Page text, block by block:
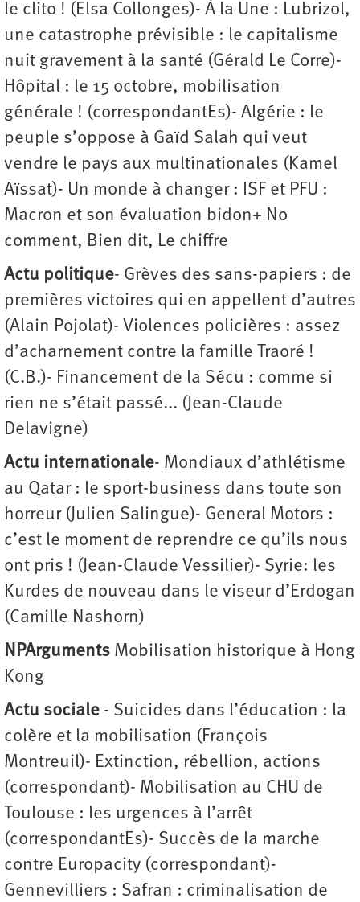
le clito ! (Elsa Collonges)- À la Une : Lubrizol,
une catastrophe prévisible : le capitalisme
nuit gravement à la santé (Gérald Le Corre)-
Hôpital : le 15 octobre, mobilisation
générale ! (correspondantEs)- Algérie : le
peuple s’oppose à Gaïd Salah qui veut
vendre le pays aux multinationales (Kamel
Aïssat)- Un monde à changer : ISF et PFU :
Macron et son évaluation bidon+ No
comment, Bien dit, Le chiffre
Actu politique- Grèves des sans-papiers : de
premières victoires qui en appellent d’autres
(Alain Pojolat)- Violences policières : assez
d’acharnement contre la famille Traoré !
(C.B.)- Financement de la Sécu : comme si
rien ne s’était passé... (Jean-Claude
Delavigne)
Actu internationale- Mondiaux d’athlétisme
au Qatar : le sport-business dans toute son
horreur (Julien Salingue)- General Motors :
c’est le moment de reprendre ce qu’ils nous
ont pris ! (Jean-Claude Vessilier)- Syrie: les
Kurdes de nouveau dans le viseur d’Erdogan
(Camille Nashorn)
NPArguments Mobilisation historique à Hong
Kong
Actu sociale - Suicides dans l’éducation : la
colère et la mobilisation (François
Montreuil)- Extinction, rébellion, actions
(correspondant)- Mobilisation au CHU de
Toulouse : les urgences à l’arrêt
(correspondantEs)- Succès de la marche
contre Europacity (correspondant)-
Gennevilliers : Safran : criminalisation de